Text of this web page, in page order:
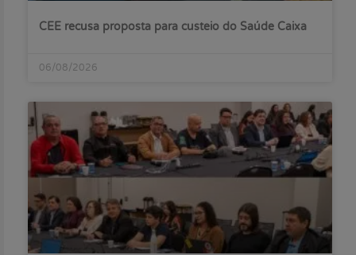
CEE recusa proposta para custeio do Saúde Caixa
06/08/2026